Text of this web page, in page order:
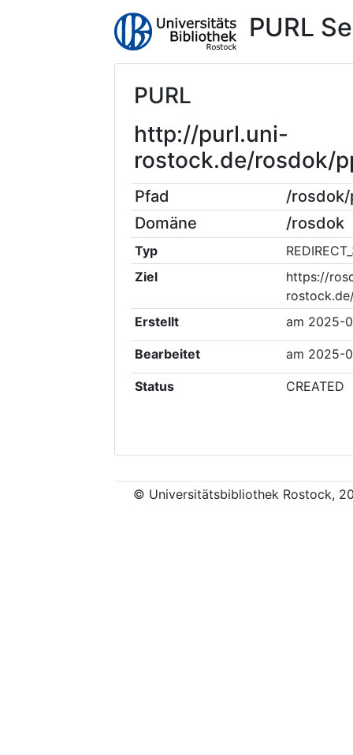
PURL
PURL
http://purl.uni-
rostock.de/rosdok/
Pfad
/rosdok/
Domäne
/rosdok
Typ
Ziel
https://
Erstellt
am 2025-
Bearbeitet am 2025-
Status CREATED
© Universitätsbibliothek Rostock,